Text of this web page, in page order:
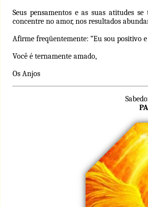
Seus pensamentos e as suas atitudes
concentre no amor, nos resultados
Afirme freqüentemente: “Eu sou positivo e
Você é ternamente amado,
Os Anjos